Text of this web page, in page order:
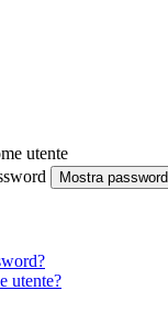
utente
Mostra password
utente?